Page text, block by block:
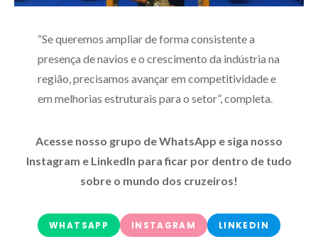
“Se queremos ampliar de forma consistente a
presença de navios e o crescimento da indústria na
região, precisamos avançar em competitividade e
em melhorias estruturais para o setor”, completa.
Acesse nosso grupo de WhatsApp e siga nosso
Instagram e LinkedIn para ficar por dentro de tudo
sobre o mundo dos cruzeiros!
WHATSAPP INSTAGRAM LINKEDIN